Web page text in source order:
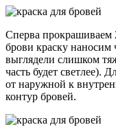
Сперва прокрашиваем
брови краску наносим
выглядели слишком
часть будет светлее).
от наружной к
контур бровей.